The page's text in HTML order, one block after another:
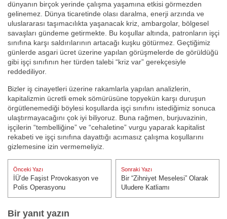
dünyanın birçok yerinde çalışma yaşamına etkisi görmezden
gelinemez. Dünya ticaretinde olası daralma, enerji arzında ve
uluslararası taşımacılıkta yaşanacak kriz, ambargolar, bölgesel
savaşları gündeme getirmekte. Bu koşullar altında, patronların işçi
sınıfına karşı saldırılarının artacağı kuşku götürmez. Geçtiğimiz
günlerde asgari ücret üzerine yapılan görüşmelerde de görüldüğü
gibi işçi sınıfının her türden talebi “kriz var” gerekçesiyle
reddediliyor.
Bizler iş cinayetleri üzerine rakamlarla yapılan analizlerin,
kapitalizmin ücretli emek sömürüsüne topyekün karşı duruşun
örgütlenemediği böylesi koşullarda işçi sınıfını istediğimiz sonuca
ulaştırmayacağını çok iyi biliyoruz. Buna rağmen, burjuvazinin,
işçilerin “tembelliğine” ve “cehaletine” vurgu yaparak kapitalist
rekabeti ve işçi sınıfına dayattığı acımasız çalışma koşullarını
gizlemesine izin vermemeliyiz.
Yazı
gezinmesi
Önceki Yazı
Önceki Yazı:
İÜ’de Faşist Provokasyon ve
Polis Operasyonu
Sonraki Yazı
Sonraki Yazı:
Bir “Zihniyet Meselesi” Olarak
Uludere Katliamı
Bir yanıt yazın